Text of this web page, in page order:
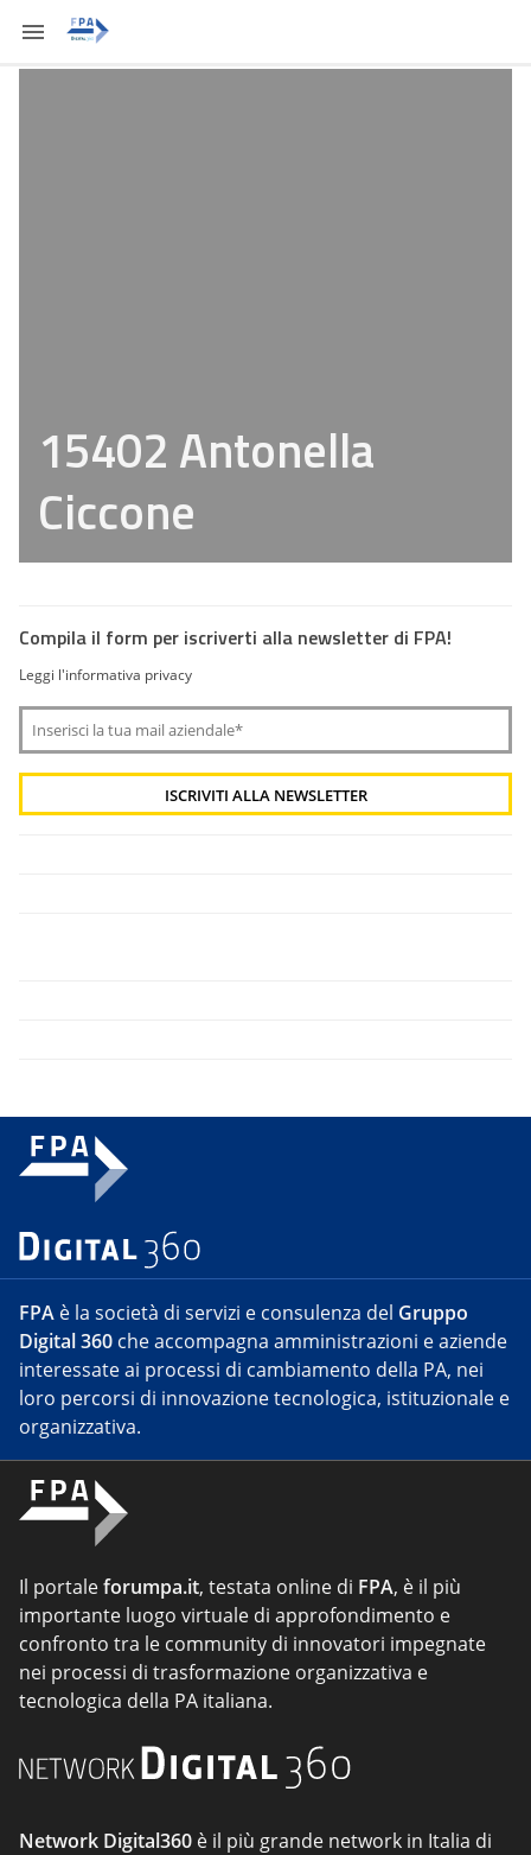
15402 Antonella
Ciccone
Compila il form per iscriverti alla newsletter di FPA!
Leggi l'informativa privacy
FPA è la società di servizi e consulenza del Gruppo
Digital 360 che accompagna amministrazioni e aziende
interessate ai processi di cambiamento della PA, nei
loro percorsi di innovazione tecnologica, istituzionale e
organizzativa.
Il portaleforumpa.it, testata online di FPA, è il più
importante luogo virtuale di approfondimento e
confronto tra le community di innovatori impegnate
nei processi di trasformazione organizzativa e
tecnologica della PA italiana.
Network Digital360 è il più grande network in Italia di